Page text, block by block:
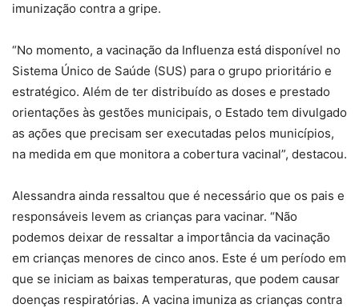
imunização contra a gripe.
“No momento, a vacinação da Influenza está disponível no
Sistema Único de Saúde (SUS) para o grupo prioritário e
estratégico. Além de ter distribuído as doses e prestado
orientações às gestões municipais, o Estado tem divulgado
as ações que precisam ser executadas pelos municípios,
na medida em que monitora a cobertura vacinal”, destacou.
Alessandra ainda ressaltou que é necessário que os pais e
responsáveis levem as crianças para vacinar. “Não
podemos deixar de ressaltar a importância da vacinação
em crianças menores de cinco anos. Este é um período em
que se iniciam as baixas temperaturas, que podem causar
doenças respiratórias. A vacina imuniza as crianças contra